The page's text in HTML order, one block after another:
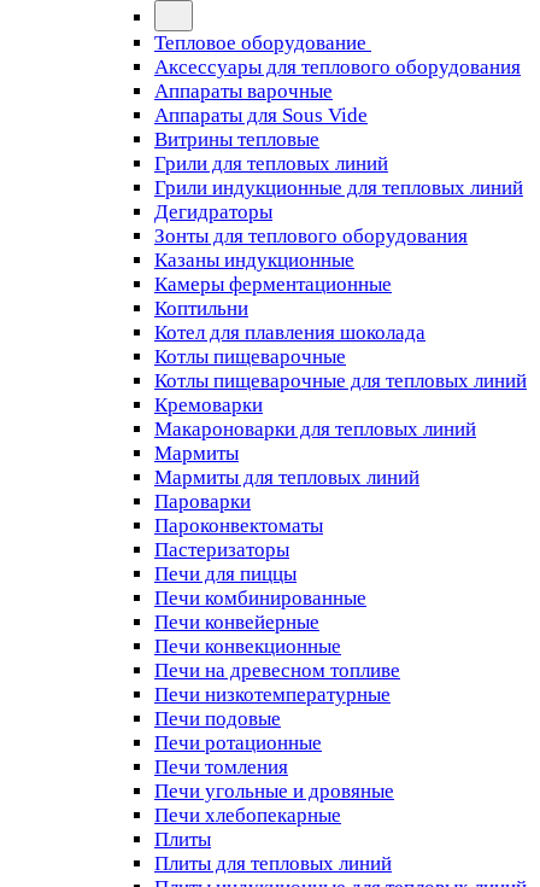
Тепловое оборудование
Аксессуары для теплового оборудования
Аппараты варочные
Аппараты для Sous Vide
Витрины тепловые
Грили для тепловых линий
Грили индукционные для тепловых линий
Дегидраторы
Зонты для теплового оборудования
Казаны индукционные
Камеры ферментационные
Коптильни
Котел для плавления шоколада
Котлы пищеварочные
Котлы пищеварочные для тепловых линий
Кремоварки
Макароноварки для тепловых линий
Мармиты
Мармиты для тепловых линий
Пароварки
Пароконвектоматы
Пастеризаторы
Печи для пиццы
Печи комбинированные
Печи конвейерные
Печи конвекционные
Печи на древесном топливе
Печи низкотемпературные
Печи подовые
Печи ротационные
Печи томления
Печи угольные и дровяные
Печи хлебопекарные
Плиты
Плиты для тепловых линий